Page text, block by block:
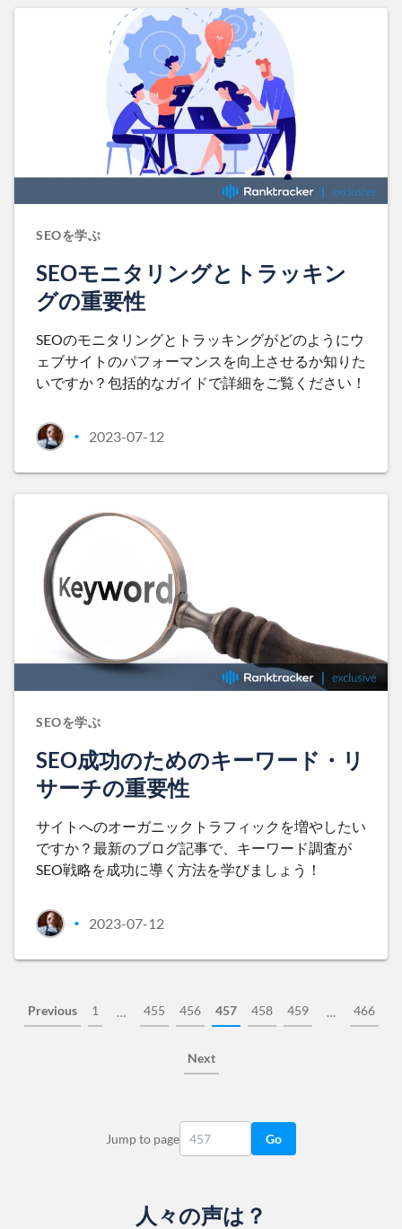
SEOを学ぶ
SEOモニタリングとトラッキン
グの重要性
SEOのモニタリングとトラッキングがどのようにウ
ェブサイトのパフォーマンスを向上させるか知りた
いですか？包括的なガイドで詳細をご覧ください！
• 2023-07-12
SEOを学ぶ
SEO成功のためのキーワード・リ
サーチの重要性
サイトへのオーガニックトラフィックを増やしたい
ですか？最新のブログ記事で、キーワード調査が
SEO戦略を成功に導く方法を学びましょう！
• 2023-07-12
Previous 1 … 455 456 457 458 459 … 466
Next
Jump to page Go
人々の声は？